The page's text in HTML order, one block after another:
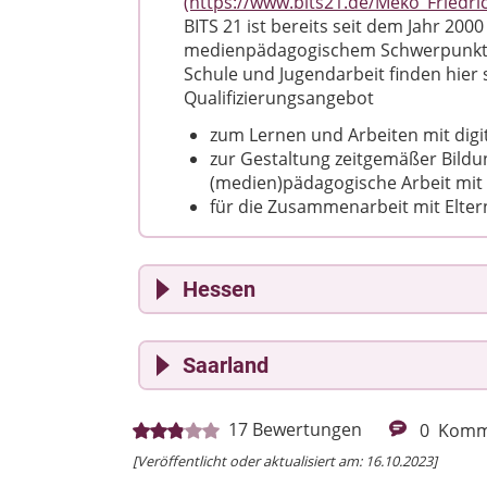
BITS 21 ist bereits seit dem Jahr
medienpädagogischem
Schule und Jugendarbeit finden
Qualifizierungsangebot
zum Lernen und Arbeiten mit
zur Gestaltung zeitgemäßer
(medien)pädagogische Arbeit
für die Zusammenarbeit mit
Hessen
"Digitaler Familientalk"(https://
In Corona-Zeiten steht das digitale
vergangenen Monaten bei den
nicht weniger geworden. Um auf
spielen einzugehen, diese zu
Saarland
Online-Elternabend "Medienwelt
(https://www.lmsaar.de/
Der Online-Elternabend
17 Bewertungen 0
[Veröffentlicht oder aktualisiert am: 16.10.2023]